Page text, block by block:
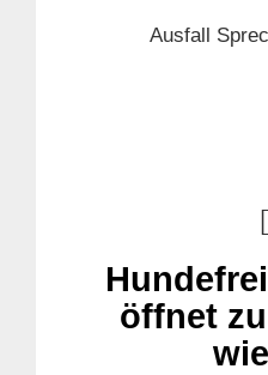
Ausfall
öffnet